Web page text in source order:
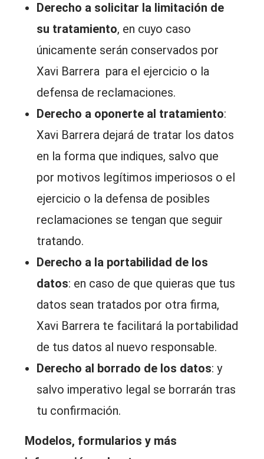
Derecho a solicitar la limitación de
su tratamiento, en cuyo caso
únicamente serán conservados por
Xavi Barrera para el ejercicio o la
defensa de reclamaciones.
Derecho a oponerte al tratamiento:
Xavi Barrera dejará de tratar los datos
en la forma que indiques, salvo que
por motivos legítimos imperiosos o el
ejercicio o la defensa de posibles
reclamaciones se tengan que seguir
tratando.
Derecho a la portabilidad de los
datos: en caso de que quieras que tus
datos sean tratados por otra firma,
Xavi Barrera te facilitará la portabilidad
de tus datos al nuevo responsable.
Derecho al borrado de los datos: y
salvo imperativo legal se borrarán tras
tu confirmación.
Modelos, formularios y más